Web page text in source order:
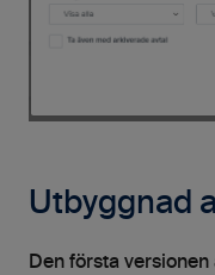
Utbyggnad
Den första